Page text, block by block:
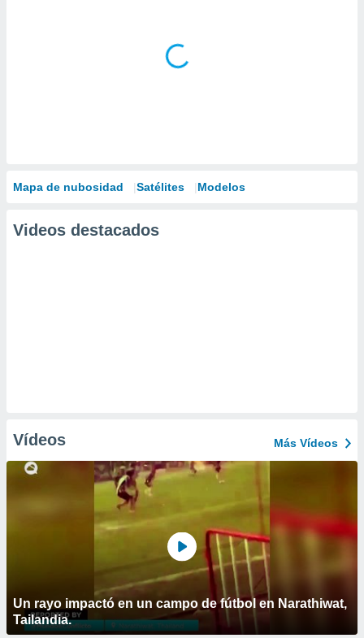
Mapa de nubosidad Satélites Modelos
Videos destacados
Vídeos Más Vídeos
Un rayo impactó en un campo de fútbol en Narathiwat,
Tailandia.